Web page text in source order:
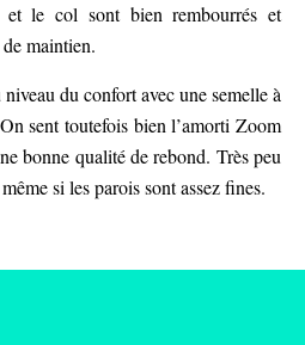
le col sont bien rembourrés et
maintien.
du confort avec une semelle à
sent toutefois bien l’amorti Zoom
bonne qualité de rebond. Très peu
si les parois sont assez fines.